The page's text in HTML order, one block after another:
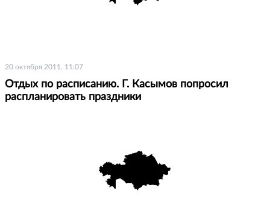
20 октября 2011, 11:07
Отдых по расписанию. Г. Касымов попросил
распланировать праздники